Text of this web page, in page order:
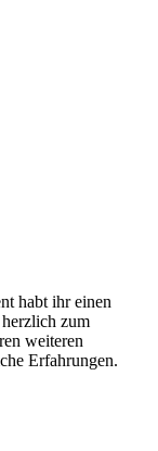
habt ihr einen
zum
weiteren
Erfahrungen.